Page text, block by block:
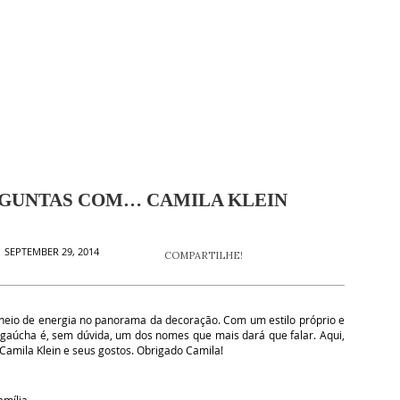
COM… CAMILA KLEIN
29, 2014 COMPARTILHE!
de energia no panorama da decoração. Com um estilo próprio e
é, sem dúvida, um dos nomes que mais dará que falar. Aqui,
Klein e seus gostos. Obrigado Camila!